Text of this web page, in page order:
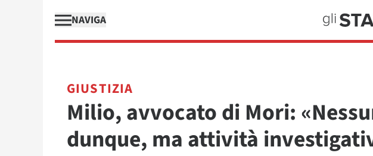
NAVIGA
GIUSTIZIA
Milio, avvocato di Mori:
dunque, ma attività